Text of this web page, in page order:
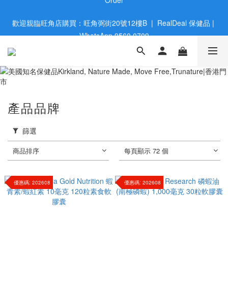
WhatsApp 9560 0709
WhatsApp 9560 0709
會員大升級 | 於12個月内消費滿$2200，即成爲黃金會員 | 消費滿
產品品牌
篩選
商品排序 每頁顯示 72 個
優惠碼: 202608 優惠碼: 202608